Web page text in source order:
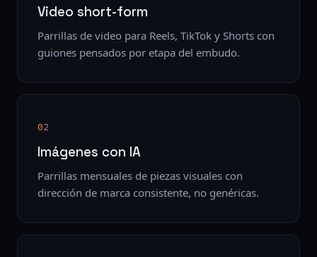
Video short-form
Parrillas de video para Reels, TikTok y Shorts con
guiones pensados por etapa del embudo.
02
Imágenes con IA
Parrillas mensuales de piezas visuales con
dirección de marca consistente, no genéricas.